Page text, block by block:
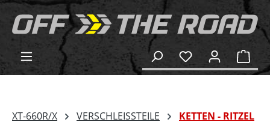
springen
XT-660R/X VERSCHLEISSTEILE KETTEN - RITZEL